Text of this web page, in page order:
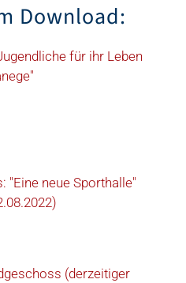
Download:
für ihr Leben
"Eine neue Sporthalle"
(derzeitiger